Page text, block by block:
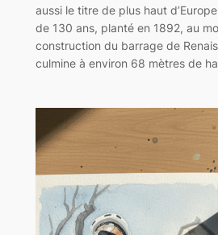
aussi le titre de plus haut
de 130 ans, planté en 1892, au
construction du barrage de
culmine à environ 68 mètres de